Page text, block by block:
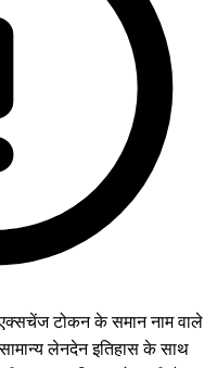
टोकन के समान नाम वाले
लेनदेन इतिहास के साथ